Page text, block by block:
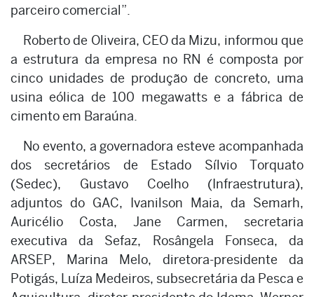
parceiro comercial”.
Roberto de Oliveira, CEO da Mizu, informou que
a estrutura da empresa no RN é composta por
cinco unidades de produção de concreto, uma
usina eólica de 100 megawatts e a fábrica de
cimento em Baraúna.
No evento, a governadora esteve acompanhada
dos secretários de Estado Sílvio Torquato
(Sedec), Gustavo Coelho (Infraestrutura),
adjuntos do GAC, Ivanilson Maia, da Semarh,
Auricélio Costa, Jane Carmen, secretaria
executiva da Sefaz, Rosângela Fonseca, da
ARSEP, Marina Melo, diretora-presidente da
Potigás, Luíza Medeiros, subsecretária da Pesca e